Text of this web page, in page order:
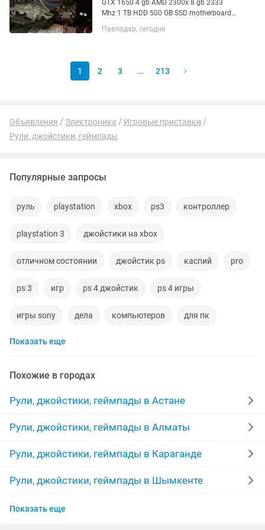
GTX 1650 4 gb AMD 2300x 8 gb 2333
Mhz 1 TB HDD 500 GB SSD motherboard
Установлена чистая официальная
Павлодар, сегодня
1 2 3 ... 213
Объявления Электроника
Игровые приставки
Рули, джойстики, геймпады
Популярные запросы
руль playstation xbox ps3 контроллер
playstation 3 джойстики на xbox
отличном состоянии джойстик ps каспий pro
ps 3 игр ps 4 джойстик ps 4 игры
игры sony дела компьютеров для пк
playstation 2
корпуса PLAYSTATION4 игры sony playstation4
windows 1 аккумулятор playstation 5
usb 3 тенге 1000 игровая консоль игры на пк
playstation 2 игра
Показать еще
Похожие в городах
Рули, джойстики, геймпады в Астане
Рули, джойстики, геймпады в Алматы
Рули, джойстики, геймпады в Караганде
Рули, джойстики, геймпады в Шымкенте
Рули, джойстики, геймпады в Костанае
Показать еще